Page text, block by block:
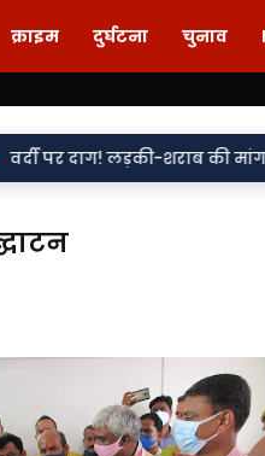
क्राइम दुर्घटना चुनाव
शराब की मांग और महिला से